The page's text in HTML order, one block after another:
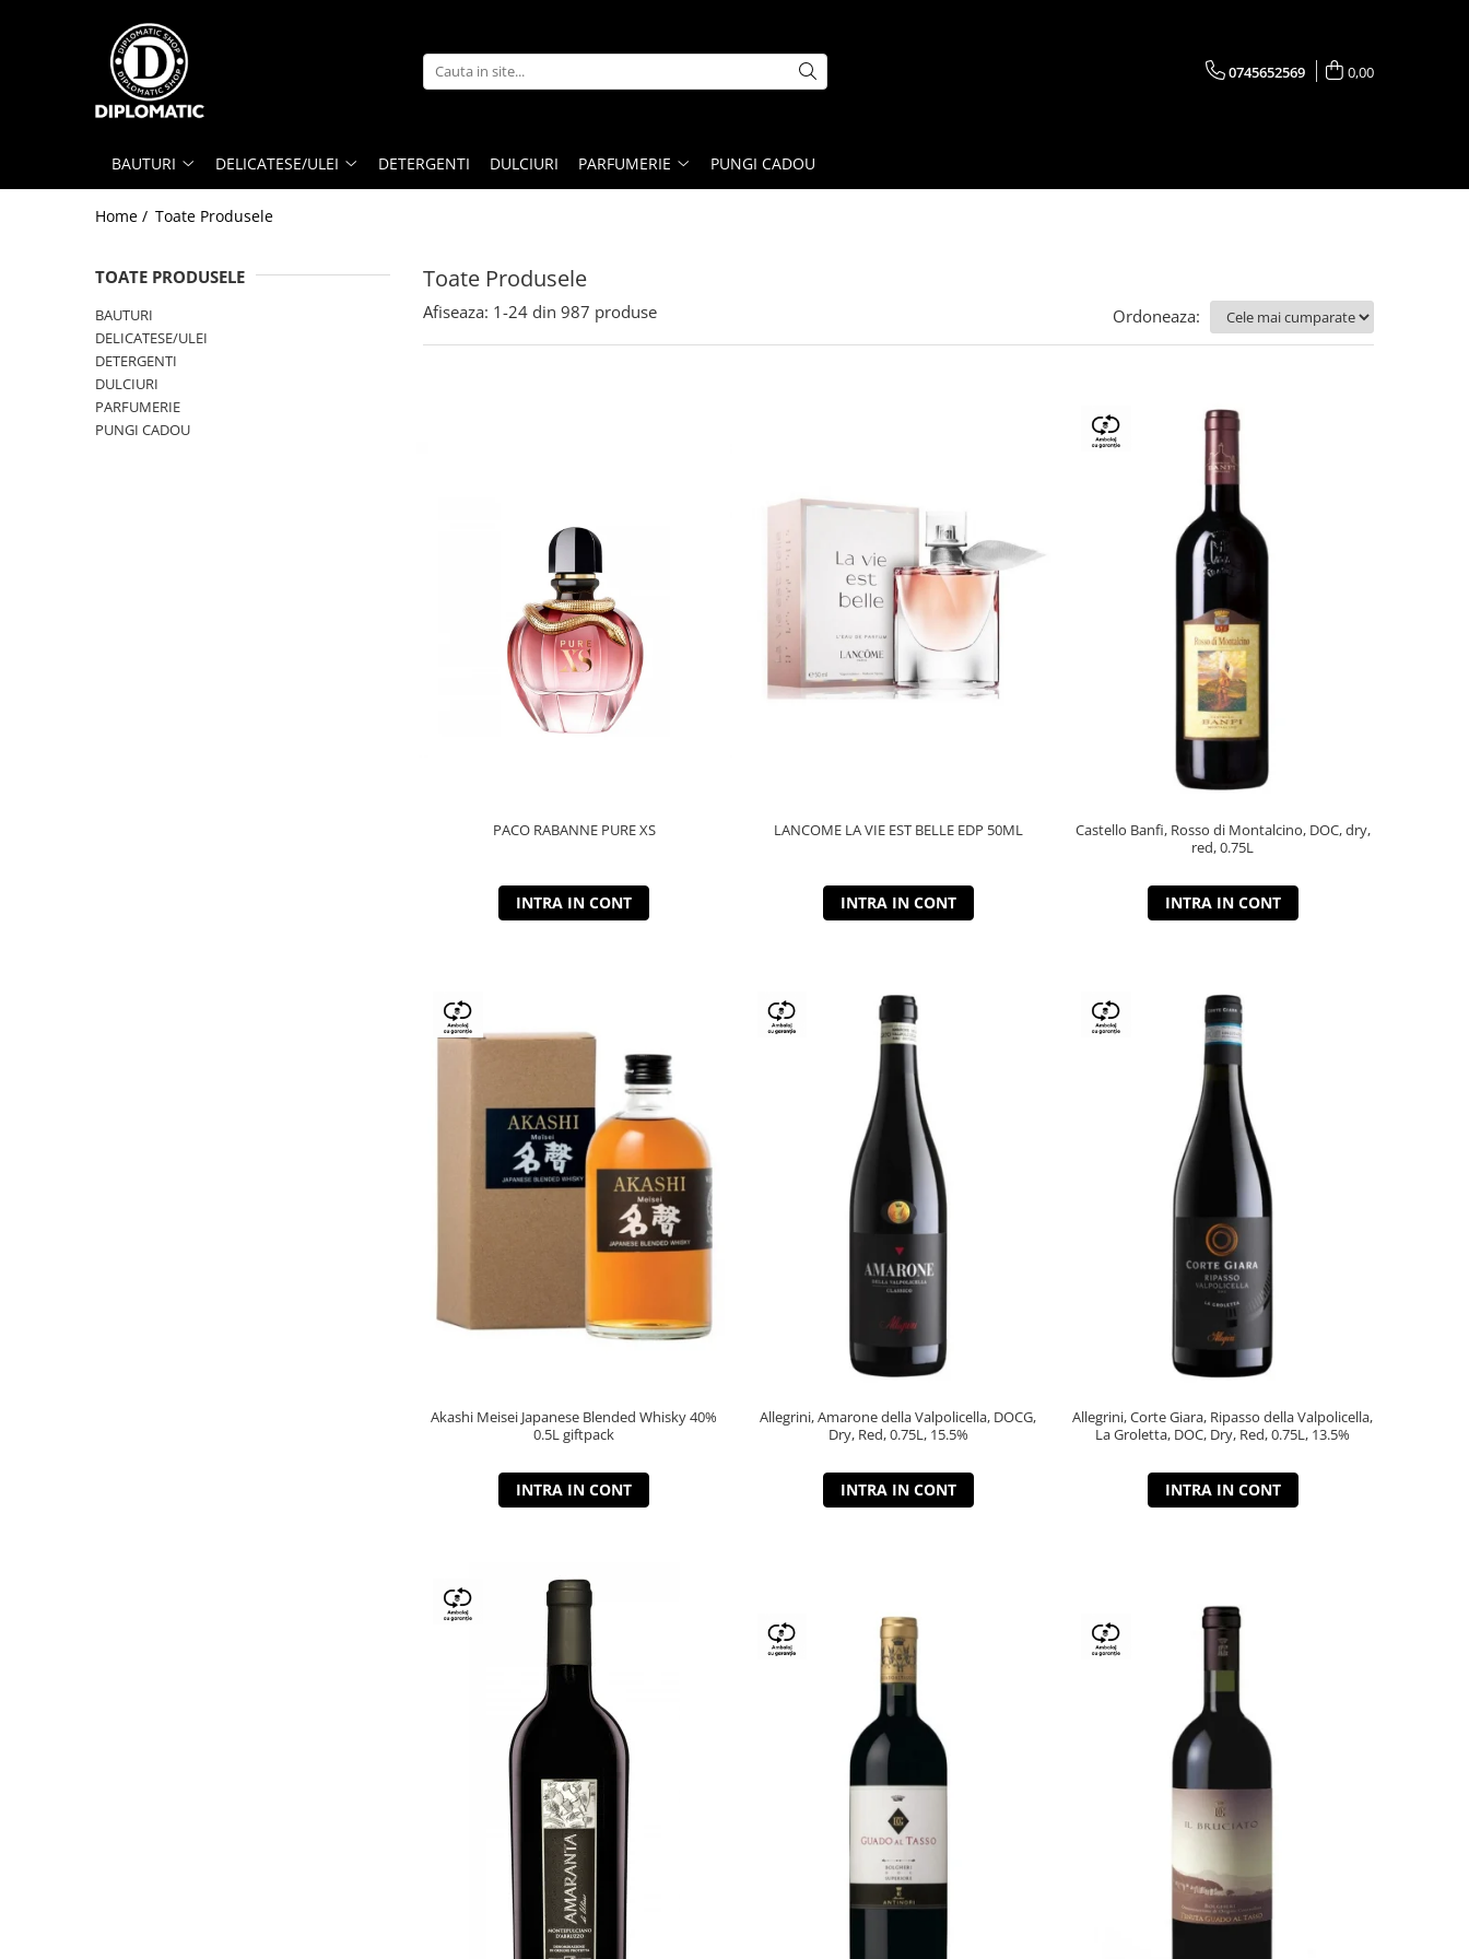
DELICATESE/ULEI
PARFUMERIE
DEODORANTE
0745652569 0,00
BAUTURI DELICATESE/ULEI DETERGENTI DULCIURI PARFUMERIE PUNGI CADOU
Home / Toate Produsele
Toate Produsele
TOATE PRODUSELE
BAUTURI
DELICATESE/ULEI
DETERGENTI
DULCIURI
PARFUMERIE
PUNGI CADOU
Afiseaza: 1-24 din 987 produse Ordoneaza:
PACO RABANNE PURE XS
INTRA IN CONT
LANCOME LA VIE EST BELLE EDP 50ML
INTRA IN CONT
Castello Banfi, Rosso di Montalcino, DOC, dry,
red, 0.75L
INTRA IN CONT
Akashi Meisei Japanese Blended Whisky 40%
0.5L giftpack
INTRA IN CONT
Allegrini, Amarone della Valpolicella, DOCG,
Dry, Red, 0.75L, 15.5%
INTRA IN CONT
Allegrini, Corte Giara, Ripasso della Valpolicella,
La Groletta, DOC, Dry, Red, 0.75L, 13.5%
INTRA IN CONT